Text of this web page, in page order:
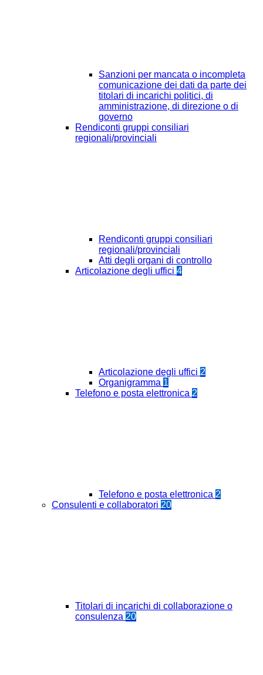
Sanzioni per mancata o incompleta
comunicazione dei dati da parte dei
titolari di incarichi politici, di
amministrazione, di direzione o di
governo
Rendiconti gruppi consiliari
regionali/provinciali
Rendiconti gruppi consiliari
regionali/provinciali
Atti degli organi di controllo
Articolazione degli uffici 4
Articolazione degli uffici 2
Organigramma 1
Telefono e posta elettronica 2
Telefono e posta elettronica 2
Consulenti e collaboratori 20
Titolari di incarichi di collaborazione o
consulenza 20